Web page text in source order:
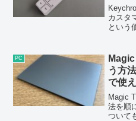
カスタ
という
PC
う方
で使
Magic
法を順
ついて